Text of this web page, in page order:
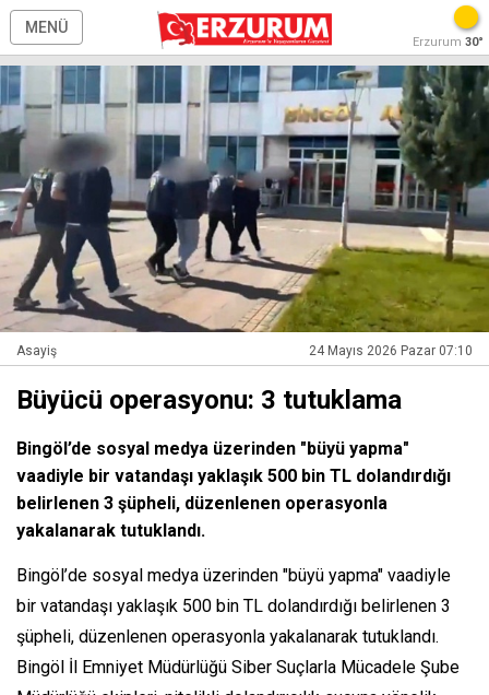
MENÜ
Erzurum 30°
Asayiş 24 Mayıs 2026 Pazar 07:10
Büyücü operasyonu: 3 tutuklama
Bingöl’de sosyal medya üzerinden "büyü yapma"
vaadiyle bir vatandaşı yaklaşık 500 bin TL dolandırdığı
belirlenen 3 şüpheli, düzenlenen operasyonla
yakalanarak tutuklandı.
Bingöl’de sosyal medya üzerinden "büyü yapma" vaadiyle
bir vatandaşı yaklaşık 500 bin TL dolandırdığı belirlenen 3
şüpheli, düzenlenen operasyonla yakalanarak tutuklandı.
Bingöl İl Emniyet Müdürlüğü Siber Suçlarla Mücadele Şube